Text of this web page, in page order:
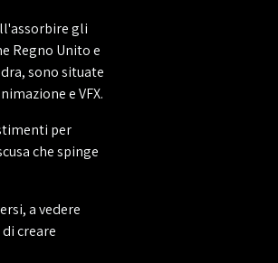
gli
Regno Unito e
sono situate
e VFX.
per
che spinge
a vedere
creare